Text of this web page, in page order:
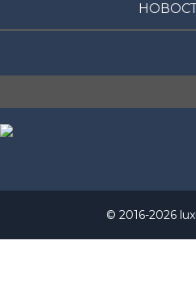
© 2016-2026